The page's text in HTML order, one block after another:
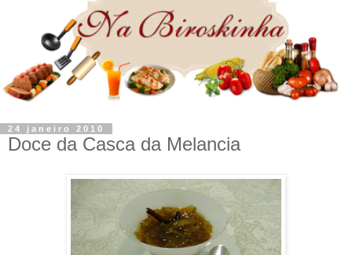
24 janeiro 2010
Doce da Casca da Melancia